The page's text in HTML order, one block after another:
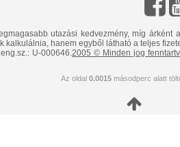
utazási kedvezmény, míg
kalkulálnia, hanem egyből látható a teljes
U-000646.2005 © Minden jog
Az oldal 0.0015másodperc alatt